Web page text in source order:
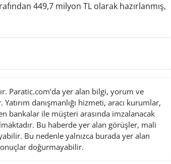
449,7 milyon TL olarak hazırlanmış,
Paratic.com’da yer alan bilgi, yorum ve
danışmanlığı hizmeti, aracı kurumlar,
bankalar ile müşteri arasında imzalanacak
Bu haberde yer alan görüşler, mali
Bu nedenle yalnızca burada yer alan
doğurmayabilir.